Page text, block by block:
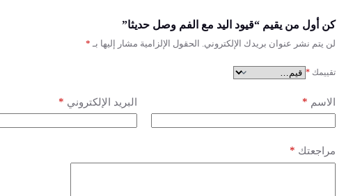
كن أول من يقيم “قيود اليد مع الفم وصل حديثا”
لن يتم نشر عنوان بريدك الإلكتروني. الحقول الإلزامية مشار إليها بـ *
تقييمك *
الاسم * البريد الإلكتروني *
مراجعتك *